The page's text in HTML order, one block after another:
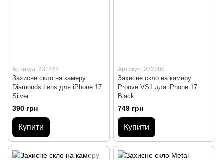
Артикул: 231464
Захисне скло на камеру
Diamonds Lens для iPhone 17
Silver
390 грн
Купити
Артикул: 232785
Захисне скло на камеру
Proove VS1 для iPhone 17
Black
749 грн
Купити